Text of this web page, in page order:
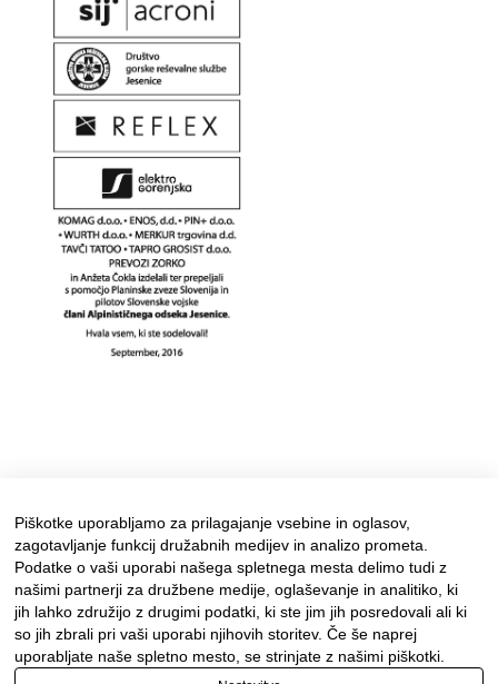
Piškotke uporabljamo za prilagajanje vsebine in oglasov,
zagotavljanje funkcij družabnih medijev in analizo prometa.
Podatke o vaši uporabi našega spletnega mesta delimo tudi z
našimi partnerji za družbene medije, oglaševanje in analitiko, ki
jih lahko združijo z drugimi podatki, ki ste jim jih posredovali ali ki
so jih zbrali pri vaši uporabi njihovih storitev. Če še naprej
uporabljate naše spletno mesto, se strinjate z našimi piškotki.